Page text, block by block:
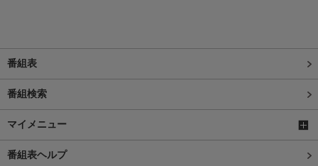
番組表
番組検索
マイメニュー
番組表ヘルプ